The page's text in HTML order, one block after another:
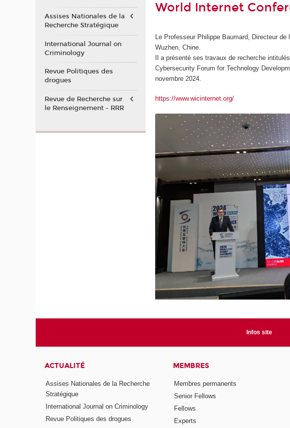
World Internet
Le Professeur Philippe Baumard, Directeur
Wuzhen, Chine.
Il a présenté ses travaux de recherche
Cybersecurity Forum for Technology
novembre 2024.
https://www.wicinternet.org/
Assises Nationales de la
Recherche Stratégique
International Journal on
Criminology
Revue Politiques des
drogues
Revue de Recherche sur
le Renseignement - RRR
Infos site
ACTUALITÉ
Assises Nationales de la Recherche
Stratégique
International Journal on Criminology
Revue Politiques des drogues
MEMBRES
Membres permanents
Senior Fellows
Fellows
Experts